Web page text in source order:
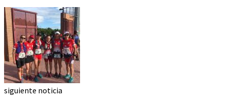
siguiente noticia